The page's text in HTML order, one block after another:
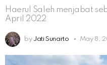
Haerul Saleh menjabat
April 2022
by Jati Sunarto May 8,